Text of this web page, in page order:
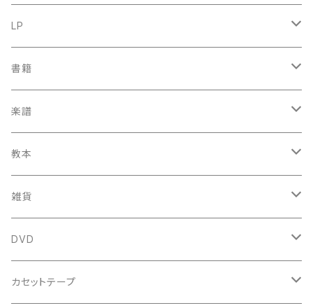
古楽
中古CD
鍋島元子関連CD
古楽以外
中古CD
LP
古楽
中古LP
鍋島元子関連LP
古楽以外
中古LP
書籍
古楽関係
中古本
新古本
古楽以外
中古本
中古本
楽譜
古楽関係
スコア
鍵盤用
古楽以外
スコア
教本
古楽関係
古楽以外
雑貨
トートバッグ
バロック
DVD
古楽
カセットテープ